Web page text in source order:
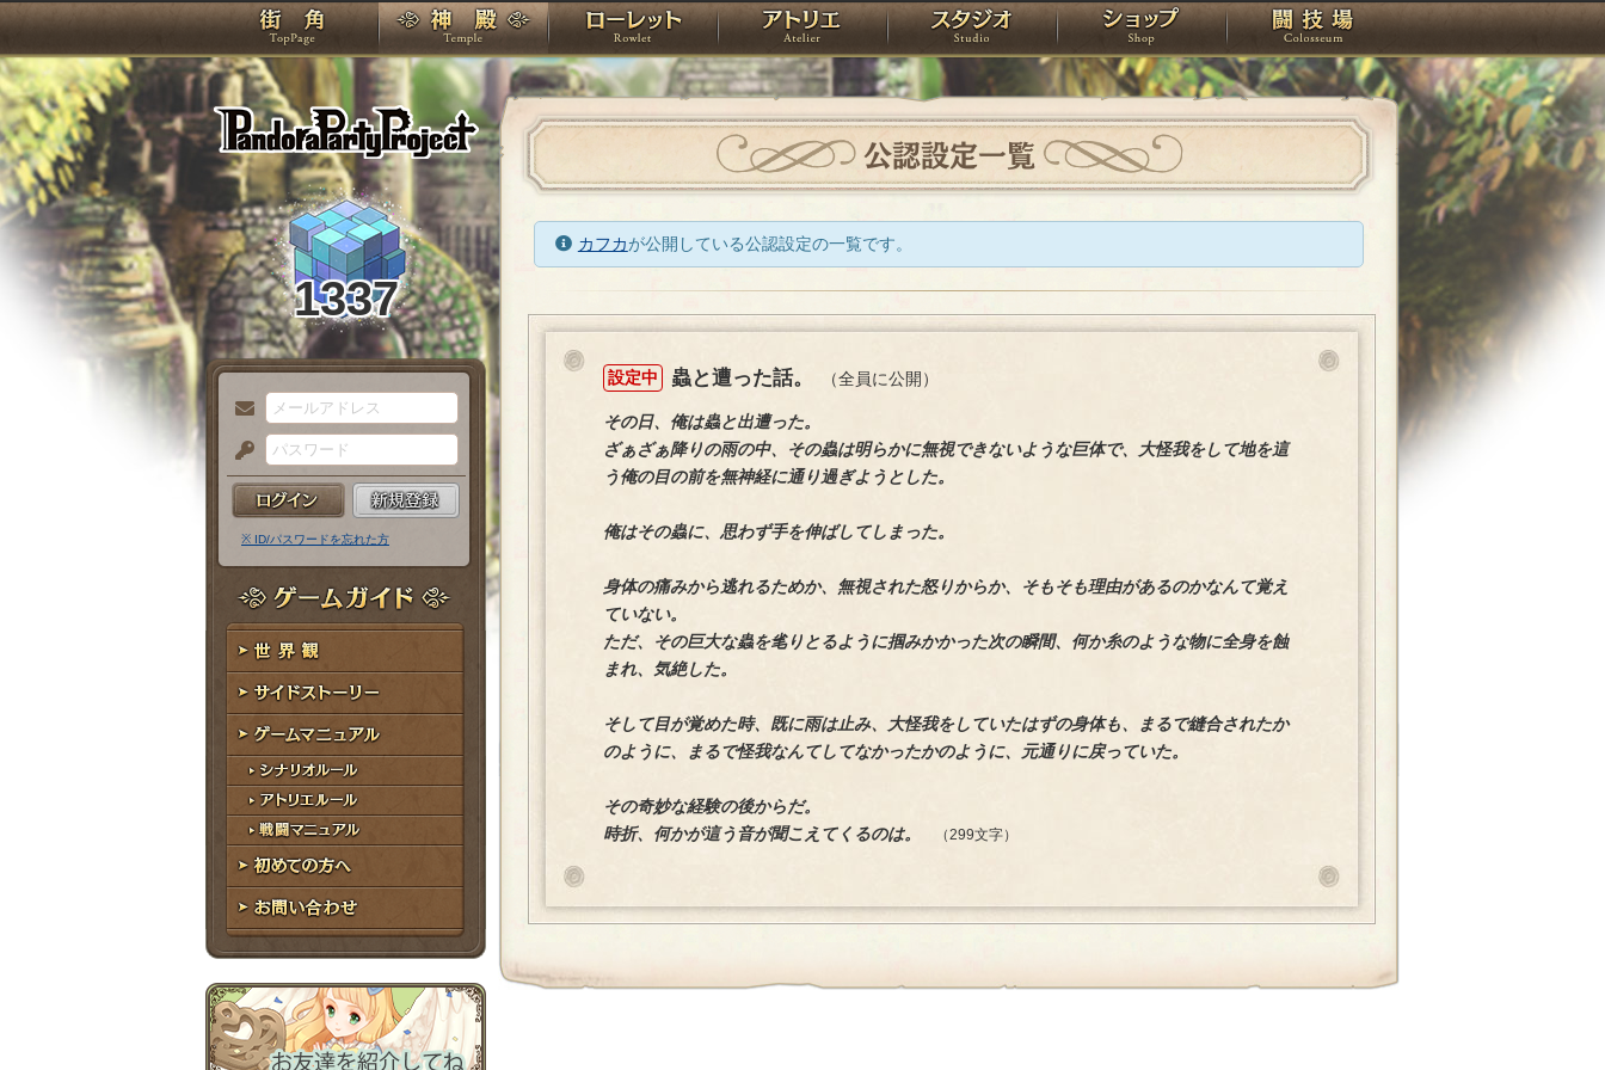
PandoraPartyProject
TOP 神殿 ローレット アトリエ スタジオ ショップ 闘技場
1337
メ
ー
ル
ア
ド
レ
ス
パ
ス
ー
ド
※ ID/パスワードを忘れた方
ゲームガイド
世界観
サイドストーリー
ゲームマニュアル
シナリオルール
アトリエルール
戦闘マニュアル
初めての方へ
お問い合わせ
公認設定一覧
カフカが公開している公認設定の一覧です。
設定中 蟲と遭った話。 （全員に公開）
その日、俺は蟲と出遭った。
ざぁざぁ降りの雨の中、その蟲は明らかに無視できないような巨体で、大怪我をして地を這
う俺の目の前を無神経に通り過ぎようとした。
俺はその蟲に、思わず手を伸ばしてしまった。
身体の痛みから逃れるためか、無視された怒りからか、そもそも理由があるのかなんて覚え
ていない。
ただ、その巨大な蟲を毟りとるように掴みかかった次の瞬間、何か糸のような物に全身を蝕
まれ、気絶した。
そして目が覚めた時、既に雨は止み、大怪我をしていたはずの身体も、まるで縫合されたか
のように、まるで怪我なんてしてなかったかのように、元通りに戻っていた。
その奇妙な経験の後からだ。
時折、何かが這う音が聞こえてくるのは。
（299文字）